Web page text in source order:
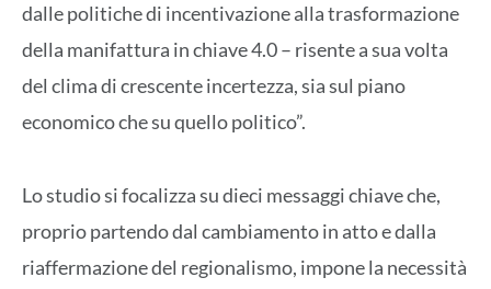
dalle politiche di incentivazione alla trasformazione
della manifattura in chiave 4.0 – risente a sua volta
del clima di crescente incertezza, sia sul piano
economico che su quello politico”.
Lo studio si focalizza su dieci messaggi chiave che,
proprio partendo dal cambiamento in atto e dalla
riaffermazione del regionalismo, impone la necessità